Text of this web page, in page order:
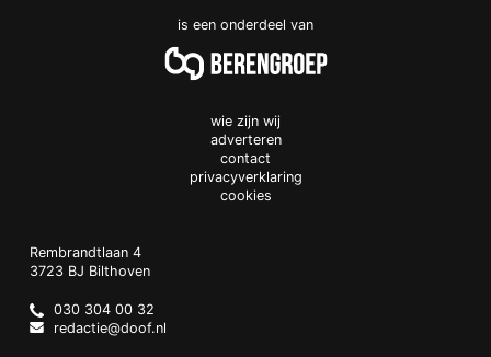
is een onderdeel van
wie zijn wij
adverteren
contact
privacyverklaring
cookies
Doof.nl
work
Rembrandtlaan 4
3723 BJ Bilthoven
Netherlands
030 304 00 32
redactie@doof.nl